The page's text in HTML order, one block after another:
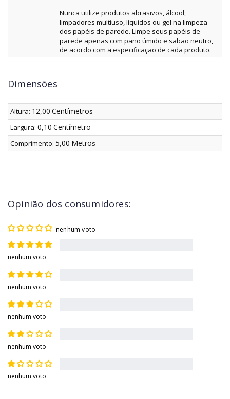
Nunca utilize produtos abrasivos, álcool,
limpadores multiuso, líquidos ou gel na limpeza
dos papéis de parede. Limpe seus papéis de
parede apenas com pano úmido e sabão neutro,
de acordo com a especificação de cada produto.
Dimensões
Altura: 12,00 Centímetros
Largura: 0,10 Centímetro
Comprimento: 5,00 Metros
Opinião dos consumidores:
nenhum voto
nenhum voto
nenhum voto
nenhum voto
nenhum voto
nenhum voto